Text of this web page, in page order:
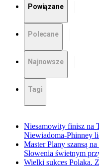
Powiązane
Polecane
Najnowsze
Tagi
Niesamowity finisz na
Niewiadoma-Phinney
Master Plany szansą
Słowenia świetnym
Wielki sukces Polaka.